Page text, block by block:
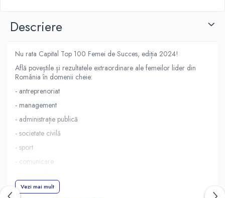
Descriere
Nu rata Capital Top 100 Femei de Succes, ediția 2024!
Află poveștile și rezultatele extraordinare ale femeilor lider din
România în domenii cheie:
- antreprenoriat
- management
- administrație publică
- societate civilă
- sport
- comunicare
- emisiuni de divertisment
Vezi mai mult